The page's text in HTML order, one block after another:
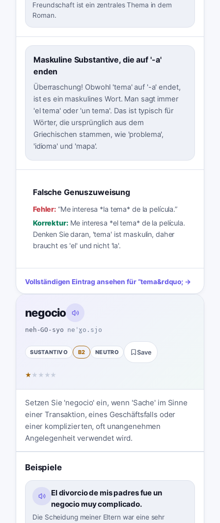
Freundschaft ist ein zentrales Thema in dem
Roman.
Maskuline Substantive, die auf '-a'
enden
Überraschung! Obwohl 'tema' auf '-a' endet,
ist es ein maskulines Wort. Man sagt immer
'el tema' oder 'un tema'. Das ist typisch für
Wörter, die ursprünglich aus dem
Griechischen stammen, wie 'problema',
'idioma' und 'mapa'.
Falsche Genuszuweisung
Fehler: “Me interesa *la tema* de la película.”
Korrektur: Me interesa *el tema* de la película.
Denken Sie daran, 'tema' ist maskulin, daher
braucht es 'el' und nicht 'la'.
Vollständigen Eintrag ansehen für“tema&rdquo; →
negocio
neh-GO-syo neˈɣo.sjo
SUSTANTIVO B2 NEUTRO Save
★ ★ ★ ★ ★
Setzen Sie 'negocio' ein, wenn 'Sache' im Sinne
einer Transaktion, eines Geschäftsfalls oder
einer komplizierten, oft unangenehmen
Angelegenheit verwendet wird.
Beispiele
El divorcio de mis padres fue un
negocio muy complicado.
Die Scheidung meiner Eltern war eine sehr